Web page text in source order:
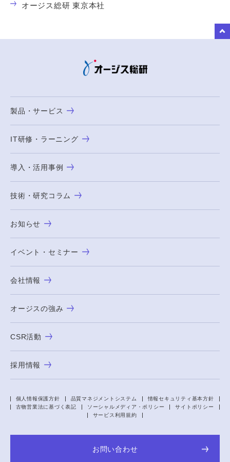
オージス総研 東京本社
製品・サービス
IT研修・ラーニング
導入・活用事例
技術・研究コラム
お知らせ
イベント・セミナー
会社情報
オージスの強み
CSR活動
採用情報
個人情報保護方針 品質マネジメントシステム
情報セキュリティ基本方針
古物営業法に基づく表記
ソーシャルメディア・ポリシー
サイトポリシー
サービス利用規約
お問い合わせ